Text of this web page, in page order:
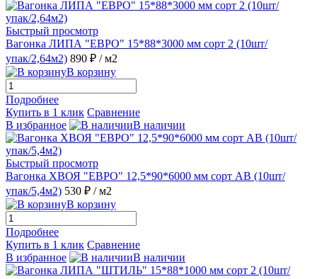
Быстрый просмотр
Вагонка ЛИПА "ЕВРО" 15*88*3000 мм сорт 2 (10шт/
упак/2,64м2) 890 ₽ / м2
В корзину
Подробнее
Купить в 1 клик Сравнение
В избранное
В наличии
Быстрый просмотр
Вагонка ХВОЯ "ЕВРО" 12,5*90*6000 мм сорт АВ (10шт/
упак/5,4м2) 530 ₽ / м2
В корзину
Подробнее
Купить в 1 клик Сравнение
В избранное
В наличии